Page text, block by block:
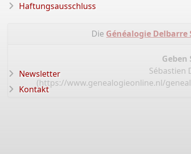
Die Généalogie Delbarre
Sébastien
(https://www.genealogieonline.nl/
Haftungsausschluss
Newsletter
Kontakt